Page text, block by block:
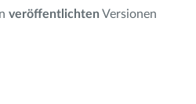
veröffentlichten Versionen